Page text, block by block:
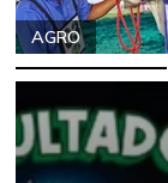
AGRO